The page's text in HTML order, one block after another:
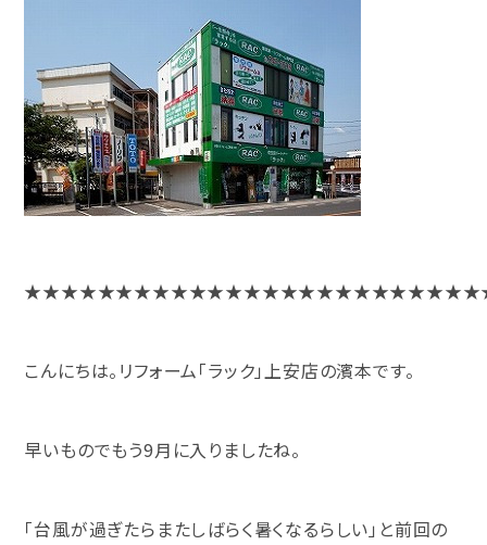
こんにちは。リフォーム「ラック」上安店の濱本です。
早いものでもう9月に入りましたね。
「台風が過ぎたらまたしばらく暑くなるらしい」と前回の